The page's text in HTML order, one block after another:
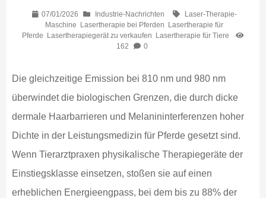
07/01/2026 Industrie-Nachrichten
Laser-Therapie-
Maschine Lasertherapie bei Pferden Lasertherapie für
Pferde Lasertherapiegerät zu verkaufen Lasertherapie für Tiere
162
0
Die gleichzeitige Emission bei 810 nm und 980 nm
überwindet die biologischen Grenzen, die durch dicke
dermale Haarbarrieren und Melanininterferenzen hoher
Dichte in der Leistungsmedizin für Pferde gesetzt sind.
Wenn Tierarztpraxen physikalische Therapiegeräte der
Einstiegsklasse einsetzen, stoßen sie auf einen
erheblichen Energieengpass, bei dem bis zu 88% der